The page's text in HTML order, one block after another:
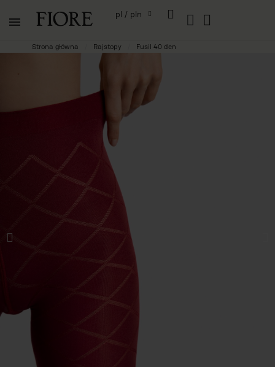
pl / pln
Strona główna Rajstopy Fusil 40 den